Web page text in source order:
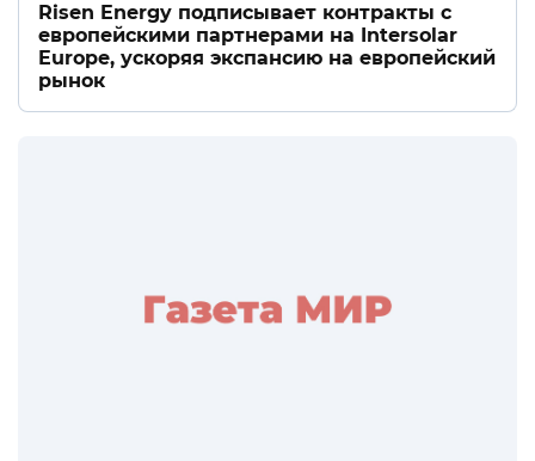
Risen Energy подписывает контракты с
европейскими партнерами на Intersolar
Europe, ускоряя экспансию на европейский
рынок